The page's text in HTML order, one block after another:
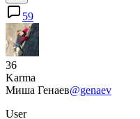
59
36
Karma
Миша Генаев@genaev
User